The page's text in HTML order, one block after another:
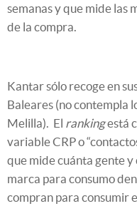
semanas y que mide las
de la compra.
Kantar sólo recoge en
Baleares (no contempla
Melilla). El rankingestá
variable CRP o
que mide cuánta gente y
marca para consumo
compran para consumir